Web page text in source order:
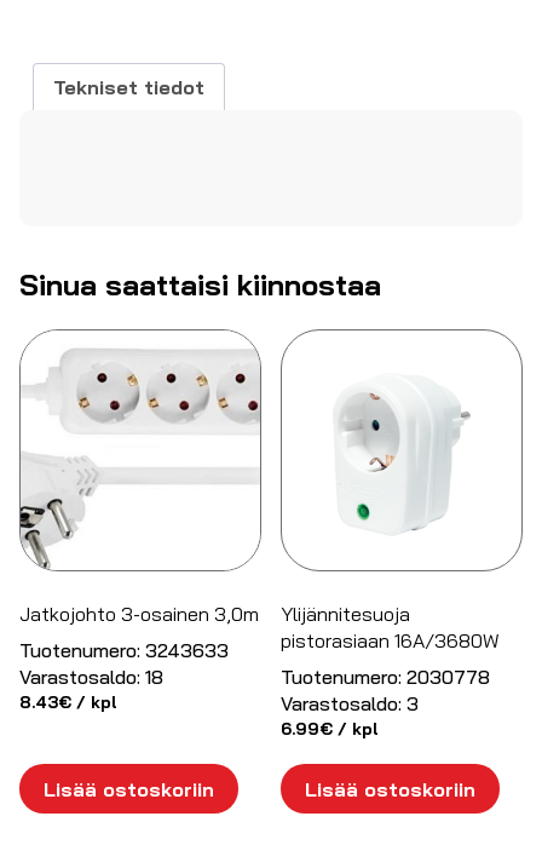
Tekniset tiedot
Sinua saattaisi kiinnostaa
Jatkojohto 3-osainen 3,0m
Tuotenumero: 3243633
Varastosaldo: 18
8.43€ / kpl
Lisää ostoskoriin
Ylijännitesuoja
pistorasiaan 16A/3680W
Tuotenumero: 2030778
Varastosaldo: 3
6.99€ / kpl
Lisää ostoskoriin